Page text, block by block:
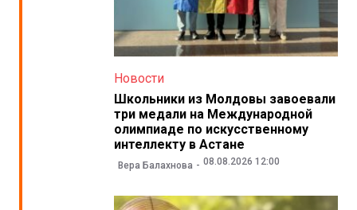
Новости
Школьники из Молдовы завоевали
три медали на Международной
олимпиаде по искусственному
интеллекту в Астане
Вера Балахнова 08.08.2026 12:00